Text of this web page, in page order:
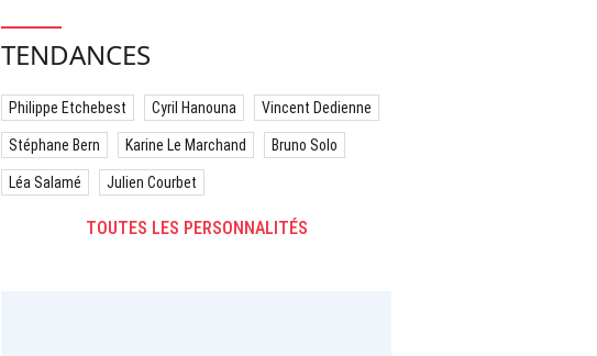
TENDANCES
Philippe Etchebest Cyril Hanouna Vincent Dedienne
Stéphane Bern Karine Le Marchand Bruno Solo
Léa Salamé Julien Courbet
TOUTES LES PERSONNALITÉS